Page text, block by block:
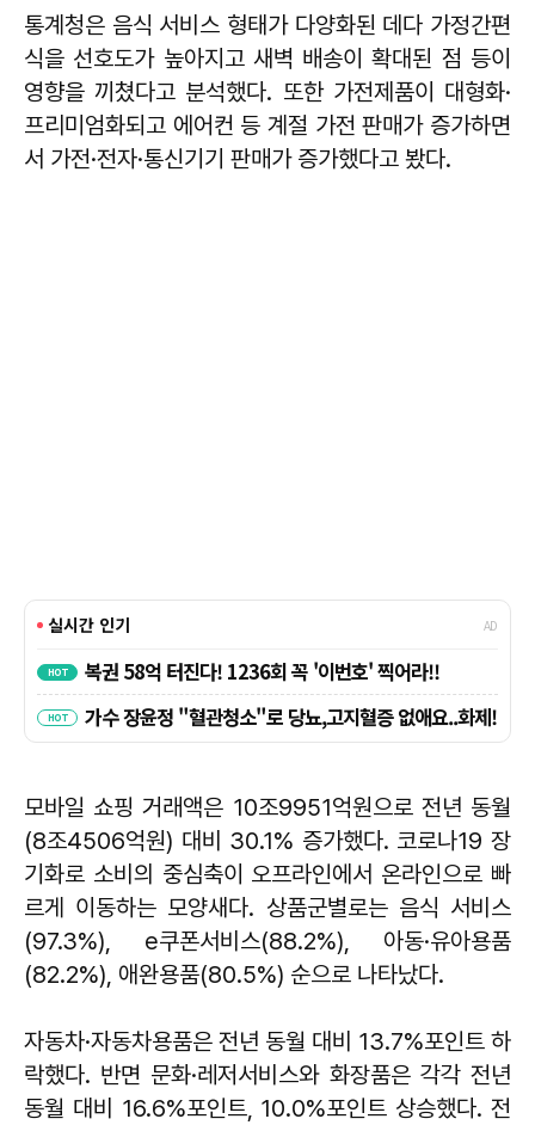
통계청은 음식 서비스 형태가 다양화된 데다 가정간편
식을 선호도가 높아지고 새벽 배송이 확대된 점 등이
영향을 끼쳤다고 분석했다. 또한 가전제품이 대형화·
프리미엄화되고 에어컨 등 계절 가전 판매가 증가하면
서 가전·전자·통신기기 판매가 증가했다고 봤다.
모바일 쇼핑 거래액은 10조9951억원으로 전년 동월
(8조4506억원) 대비 30.1% 증가했다. 코로나19 장
기화로 소비의 중심축이 오프라인에서 온라인으로 빠
르게 이동하는 모양새다. 상품군별로는 음식 서비스
(97.3%), e쿠폰서비스(88.2%), 아동·유아용품
(82.2%), 애완용품(80.5%) 순으로 나타났다.
자동차·자동차용품은 전년 동월 대비 13.7%포인트 하
락했다. 반면 문화·레저서비스와 화장품은 각각 전년
동월 대비 16.6%포인트, 10.0%포인트 상승했다. 전